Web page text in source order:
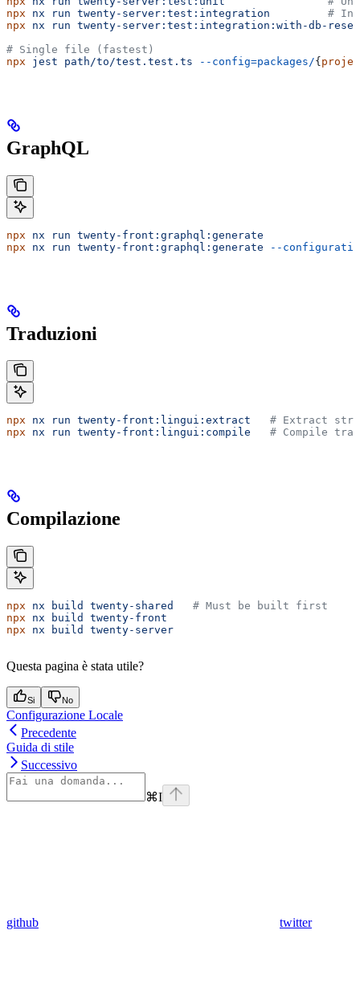
npx nx run twenty-server:test:integration
#
npx nx run twenty-server:test:integration:with-db-reset
# Single file (fastest)
npx jest path/to/test.test.ts --config=packages/{
GraphQL
npx nx run twenty-front:graphql:generate
npx nx run twenty-front:graphql:generate --
Traduzioni
npx nx run twenty-front:lingui:extract
# Extract
npx nx run twenty-front:lingui:compile
# Compile
Compilazione
npx nx build twenty-shared
   # Must be built first
npx nx build
twenty-front
npx nx build twenty-server
Questa pagina è stata utile?
Si No
Configurazione Locale
Precedente
Guida di stile
Successivo
⌘I
github twitter